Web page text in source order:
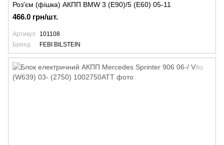
Роз'єм (фішка) АКПП BMW 3 (E90)/5 (E60) 05-11
466.0 грн/шт.
Артикул
101108
Бренд
FEBI BILSTEIN